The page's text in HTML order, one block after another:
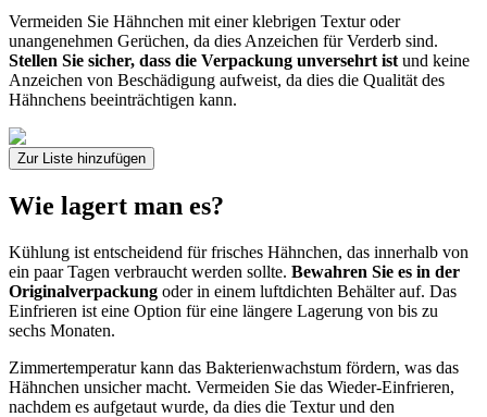
Vermeiden Sie Hähnchen mit einer klebrigen Textur oder
unangenehmen Gerüchen, da dies Anzeichen für Verderb sind.
Stellen Sie sicher, dass die Verpackung unversehrt ist und keine
Anzeichen von Beschädigung aufweist, da dies die Qualität des
Hähnchens beeinträchtigen kann.
Zur Liste hinzufügen
Wie lagert man es?
Kühlung ist entscheidend für frisches Hähnchen, das innerhalb von
ein paar Tagen verbraucht werden sollte. Bewahren Sie es in der
Originalverpackung oder in einem luftdichten Behälter auf. Das
Einfrieren ist eine Option für eine längere Lagerung von bis zu
sechs Monaten.
Zimmertemperatur kann das Bakterienwachstum fördern, was das
Hähnchen unsicher macht. Vermeiden Sie das Wieder-Einfrieren,
nachdem es aufgetaut wurde, da dies die Textur und den